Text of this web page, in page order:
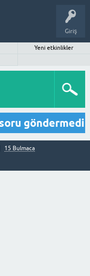
Giriş
Yeni etkinlikler
göndermedi
15 Bulmaca